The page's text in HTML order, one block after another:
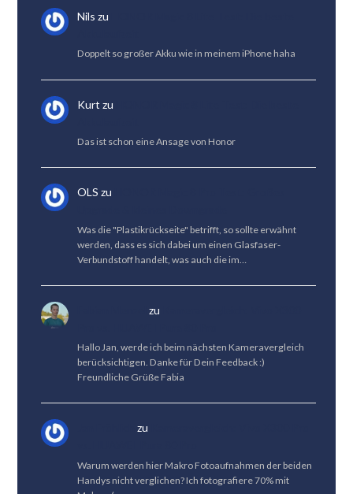
Nils zu
Doppelt so großer Akku wie in meinem iPhone haha
Kurt zu
Das ist schon eine Ansage von Honor
OLS zu
Was die "Plastikrückseite" betrifft, so sollte erwähnt
werden, dass es sich dabei um einen Glasfaser-
Verbundstoff handelt, was auch die im…
zu
Hallo Jan, werde ich beim nächsten Kameravergleich
berücksichtigen. Danke für Dein Feedback :)
Freundliche Grüße Fabia
zu
Warum werden hier Makro Fotoaufnahmen der beiden
Handys nicht verglichen? Ich fotografiere 70% mit